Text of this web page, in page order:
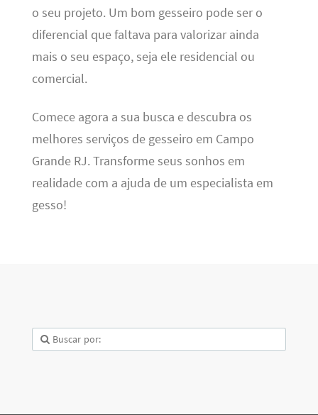
o seu projeto. Um bom gesseiro pode ser o
diferencial que faltava para valorizar ainda
mais o seu espaço, seja ele residencial ou
comercial.
Comece agora a sua busca e descubra os
melhores serviços de gesseiro em Campo
Grande RJ. Transforme seus sonhos em
realidade com a ajuda de um especialista em
gesso!